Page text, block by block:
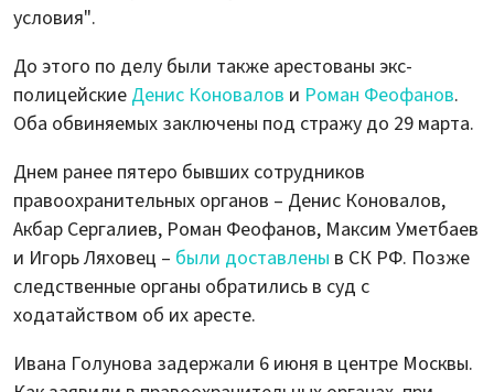
условия".
До этого по делу были также арестованы экс-
полицейские Денис Коновалов и Роман Феофанов.
Оба обвиняемых заключены под стражу до 29 марта.
Днем ранее пятеро бывших сотрудников
правоохранительных органов – Денис Коновалов,
Акбар Сергалиев, Роман Феофанов, Максим Уметбаев
и Игорь Ляховец – были доставлены в СК РФ. Позже
следственные органы обратились в суд с
ходатайством об их аресте.
Ивана Голунова задержали 6 июня в центре Москвы.